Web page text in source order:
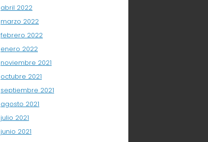
abril 2022
marzo 2022
febrero 2022
enero 2022
noviembre 2021
octubre 2021
septiembre 2021
agosto 2021
julio 2021
junio 2021